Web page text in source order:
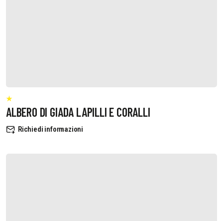
ALBERO DI GIADA LAPILLI E CORALLI
Richiedi informazioni